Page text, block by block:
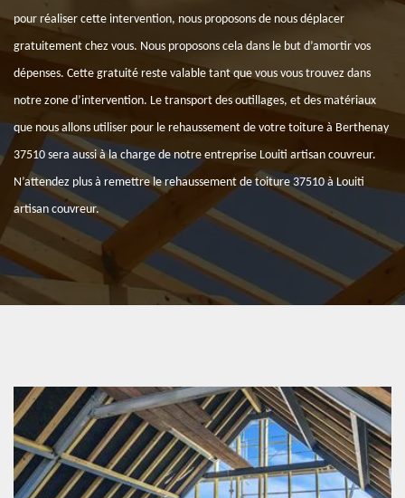
pour réaliser cette intervention, nous proposons de nous déplacer
gratuitement chez vous. Nous proposons cela dans le but d’amortir vos
dépenses. Cette gratuité reste valable tant que vous vous trouvez dans
notre zone d’intervention. Le transport des outillages, et des matériaux
que nous allons utiliser pour le rehaussement de votre toiture à Berthenay
37510 sera aussi à la charge de notre entreprise Louiti artisan couvreur.
N’attendez plus à remettre le rehaussement de toiture 37510 à Louiti
artisan couvreur.